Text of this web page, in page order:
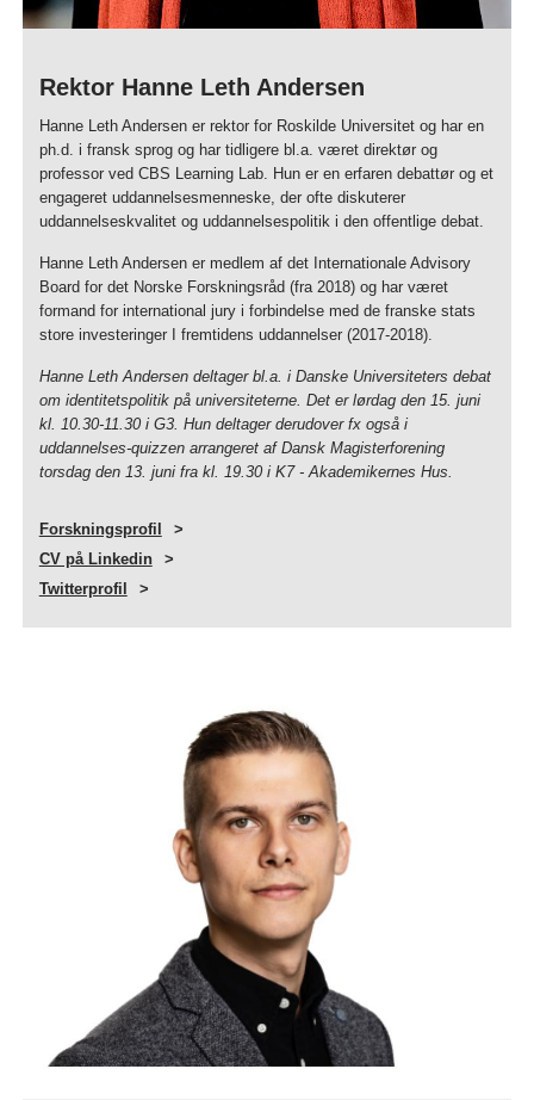
Rektor Hanne Leth Andersen
Hanne Leth Andersen er rektor for Roskilde Universitet og har en
ph.d. i fransk sprog og har tidligere bl.a. været direktør og
professor ved CBS Learning Lab. Hun er en erfaren debattør og et
engageret uddannelsesmenneske, der ofte diskuterer
uddannelseskvalitet og uddannelsespolitik i den offentlige debat.
Hanne Leth Andersen er medlem af det Internationale Advisory
Board for det Norske Forskningsråd (fra 2018) og har været
formand for international jury i forbindelse med de franske stats
store investeringer I fremtidens uddannelser (2017-2018).
Hanne Leth Andersen deltager bl.a. i Danske Universiteters debat
om identitetspolitik på universiteterne. Det er lørdag den 15. juni
kl. 10.30-11.30 i G3. Hun deltager derudover fx også i
uddannelses-quizzen arrangeret af Dansk Magisterforening
torsdag den 13. juni fra kl. 19.30 i K7 - Akademikernes Hus.
Forskningsprofil
CV på Linkedin
Twitterprofil